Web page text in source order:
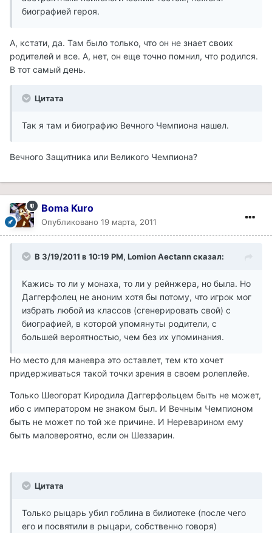
биографией героя.
А, кстати, да. Там было только, что он не знает своих
родителей и все. А, нет, он еще точно помнил, что родился.
В тот самый день.
Цитата
Так я там и биографию Вечного Чемпиона нашел.
Вечного Защитника или Великого Чемпиона?
Boma Kuro
Опубликовано 19 марта, 2011
В 3/19/2011 в 10:19 PM, Lomion Aectann сказал:
Кажись то ли у монаха, то ли у рейнжера, но была. Но
Даггерфолец не аноним хотя бы потому, что игрок мог
избрать любой из классов (сгенерировать свой) с
биографией, в которой упомянуты родители, с
большей вероятностью, чем без их упоминания.
Но место для маневра это оставлет, тем кто хочет
придерживаться такой точки зрения в своем ролеплейе.
Только Шеогорат Киродила Даггерфольцем быть не может,
ибо с императором не знаком был. И Вечным Чемпионом
быть не может по той же причине. И Нереварином ему
быть маловероятно, если он Шеззарин.
Цитата
Только рыцарь убил гоблина в билиотеке (после чего
его и посвятили в рыцари, собственно говоря)